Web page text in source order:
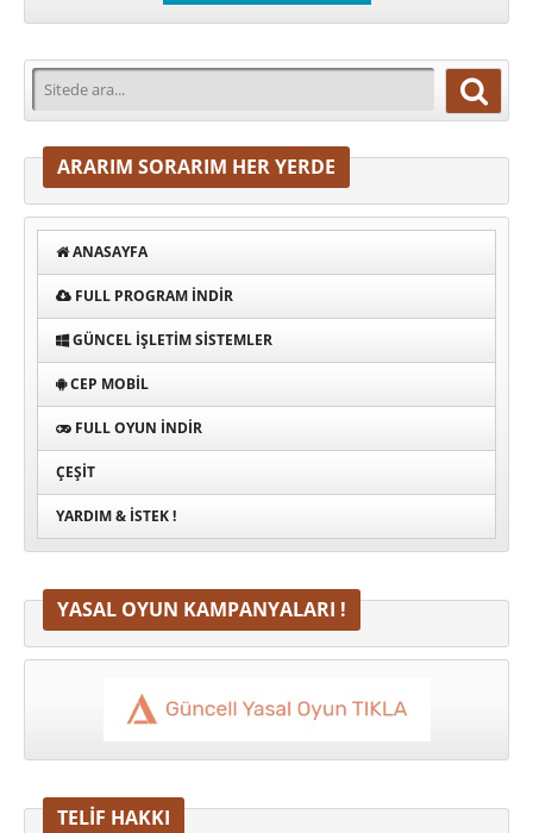
ARARIM SORARIM HER YERDE
ANASAYFA
FULL PROGRAM INDIR
GÜNCEL İŞLETIM SISTEMLER
CEP MOBIL
FULL OYUN İNDIR
ÇEŞIT
YARDIM & İSTEK !
YASAL OYUN KAMPANYALARI !
TELİF HAKKI